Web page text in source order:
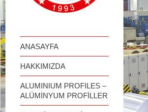
ANASAYFA
HAKKIMIZDA
ALUMINIUM PROFILES –
ALÜMİNYUM PROFİLLER